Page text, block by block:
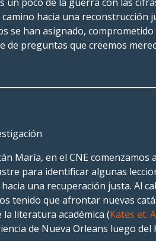
hacia una reconstrucción
se han asignado,
preguntas que creemos
María, en el CNE comenzamos
para identificar algunas
una recuperación justa. Al
tenido que afrontar nuevas
la literatura académica (Kates et.
de Nueva Orleans luego del